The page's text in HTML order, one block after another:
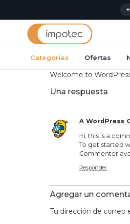
Categorias Ofertas
Welcome to
Una respuesta
A WordPress
Hi, this is a
To get started
Commenter
Responder
Agregar un
Tu dirección de correo